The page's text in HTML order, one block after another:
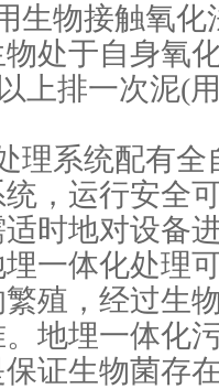
物接触氧化
处于自身氧
上排一次泥(
系统配有全
，运行安全
时地对设备
体化处理可
殖，经过生
地埋一体化
证生物菌存